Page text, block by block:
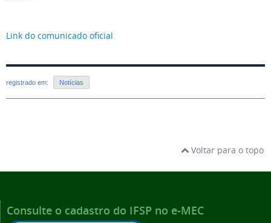
Link do comunicado oficial
registrado em: Notícias
Voltar para o topo
Consulte o cadastro do IFSP no e-MEC